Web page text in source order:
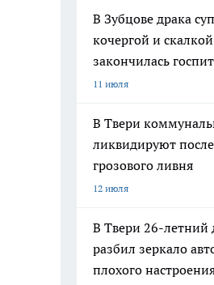
В Зубцове драка
кочергой и скалкой
закончилась
11 июля
В Твери
ликвидируют
грозового ливня
12 июля
В Твери 26-летний
разбил зеркало
плохого